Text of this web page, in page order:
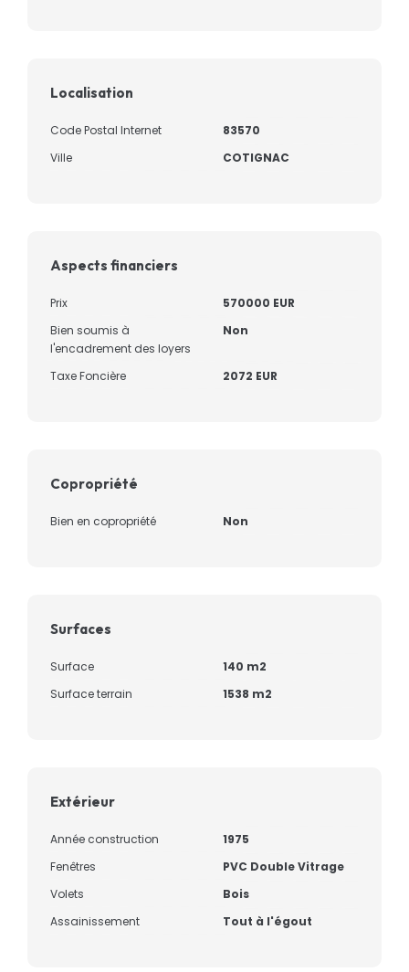
Localisation
Code Postal Internet
83570
Ville
COTIGNAC
Aspects financiers
Prix
570000 EUR
Bien soumis à
l'encadrement des loyers
Non
Taxe Foncière 2072 EUR
Copropriété
Bien en copropriété Non
Surfaces
Surface
140 m2
Surface terrain
1538 m2
Extérieur
Année construction
1975
Fenêtres
PVC Double Vitrage
Volets
Bois
Assainissement
Tout à l'égout